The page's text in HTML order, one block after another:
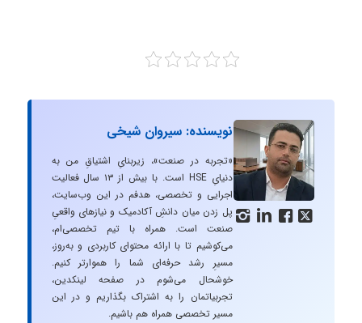
   
نویسنده: سیروان شیخی
«تجربه در صنعت»، زیربنایِ اشتیاقِ من به
دنیایِ HSE است. با بیش از ۱۳ سال فعالیت
اجرایی و تخصصی، هدفم در این وب‌سایت،
پل زدن میان دانشِ آکادمیک و نیازهای واقعیِ
صنعت است. همراه با تیم تخصصی‌ام،
می‌کوشیم تا با ارائه محتوای کاربردی و به‌روز،
مسیرِ رشد حرفه‌ای شما را هموارتر کنیم.
خوشحال می‌شوم در صفحه لینکدین،
تجربیاتمان را به اشتراک بگذاریم و در این
مسیر تخصصی همراه هم باشیم.